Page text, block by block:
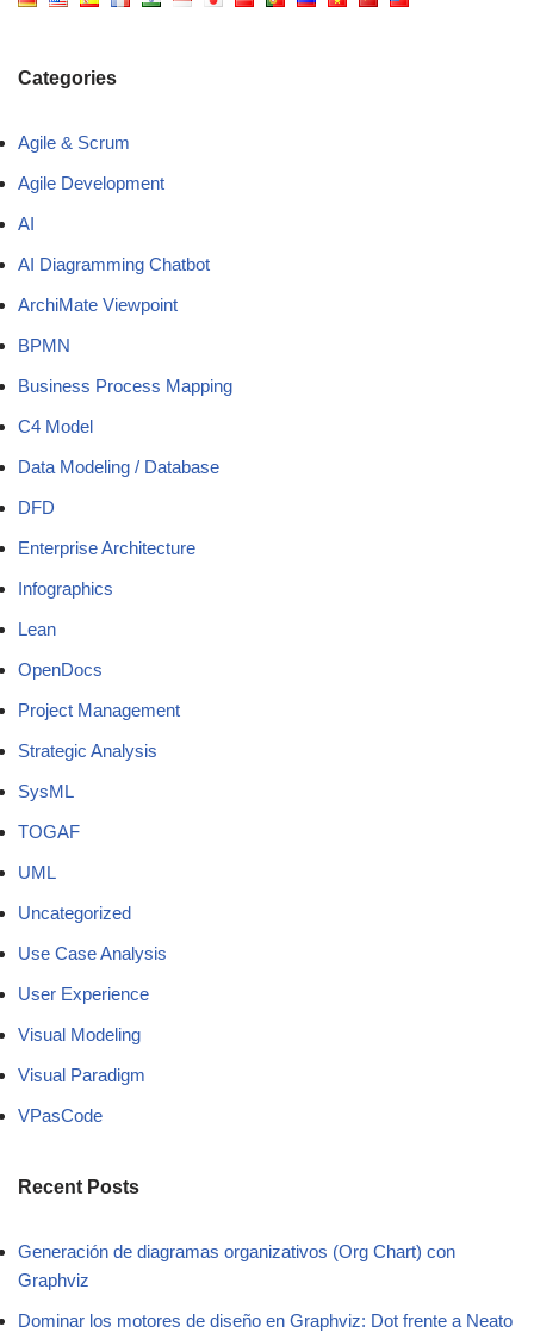
Categories
Agile & Scrum
Agile Development
AI
AI Diagramming Chatbot
ArchiMate Viewpoint
BPMN
Business Process Mapping
C4 Model
Data Modeling / Database
DFD
Enterprise Architecture
Infographics
Lean
OpenDocs
Project Management
Strategic Analysis
SysML
TOGAF
UML
Uncategorized
Use Case Analysis
User Experience
Visual Modeling
Visual Paradigm
VPasCode
Recent Posts
Generación de diagramas organizativos (Org Chart) con
Graphviz
Dominar los motores de diseño en Graphviz: Dot frente a Neato